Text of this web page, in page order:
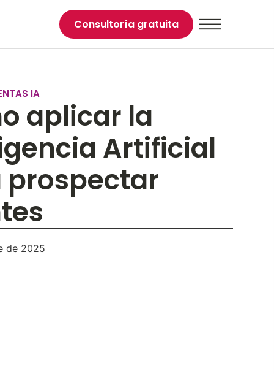
Consultoría gratuita
IA
aplicar la
Artificial
prospectar
de 2025